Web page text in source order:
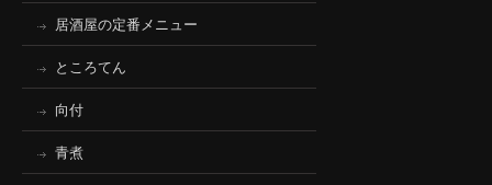
居酒屋の定番メニュー
ところてん
向付
青煮